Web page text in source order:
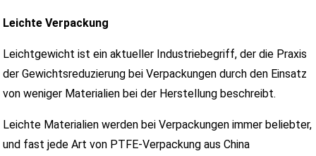
Leichte Verpackung
Leichtgewicht ist ein aktueller Industriebegriff, der die Praxis
der Gewichtsreduzierung bei Verpackungen durch den Einsatz
von weniger Materialien bei der Herstellung beschreibt.
Leichte Materialien werden bei Verpackungen immer beliebter,
und fast jede Art von PTFE-Verpackung aus China